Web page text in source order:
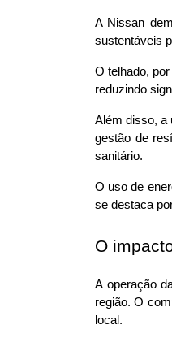
A Nissan
sustentáveis
O telhado,
reduzindo
Além disso, a
gestão de
sanitário.
O uso de
se destaca
O
A operação
região. O
local.